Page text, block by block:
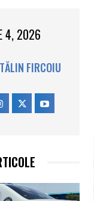
4, 2026
FIRCOIU